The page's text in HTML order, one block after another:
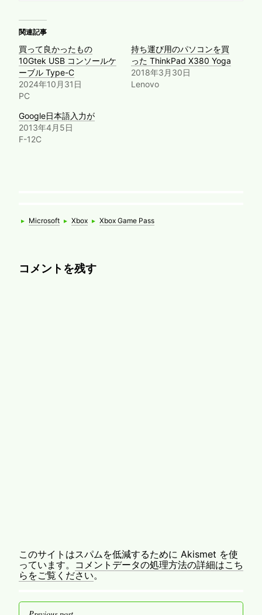
関連記事
買って良かったもの
10Gtek USB コンソールケ
ーブル Type-C
2024年10月31日
PC
持ち運び用のパソコンを買
った ThinkPad X380 Yoga
2018年3月30日
Lenovo
Google日本語入力が
2013年4月5日
F-12C
Categories
▸ MicrosoftTags
▸ Xbox ▸ Xbox Game Pass
コメントを残す
このサイトはスパムを低減するために Akismet を使
っています。 コメントデータの処理方法の詳細はこち
らをご覧ください。
投